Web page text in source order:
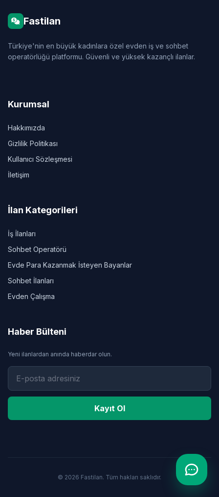
Fastilan
Türkiye'nin en büyük kadınlara özel evden iş ve sohbet
operatörlüğü platformu. Güvenli ve yüksek kazançlı ilanlar.
Kurumsal
Hakkımızda
Gizlilik Politikası
Kullanıcı Sözleşmesi
İletişim
İlan Kategorileri
İş İlanları
Sohbet Operatörü
Evde Para Kazanmak İsteyen Bayanlar
Sohbet İlanları
Evden Çalışma
Haber Bülteni
Yeni ilanlardan anında haberdar olun.
Kayıt Ol
© 2026 Fastilan. Tüm hakları saklıdır.